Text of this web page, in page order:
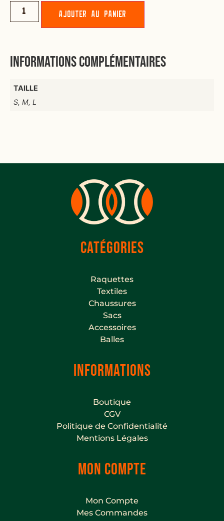
Ajouter au panier
Informations complémentaires
TAILLE
S, M, L
CATÉGORIES
Raquettes
Textiles
Chaussures
Sacs
Accessoires
Balles
INFORMATIONS
Boutique
CGV
Politique de Confidentialité
Mentions Légales
MON COMPTE
Mon Compte
Mes Commandes